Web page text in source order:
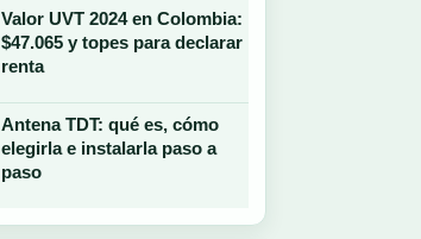
Valor UVT 2024 en Colombia:
$47.065 y topes para declarar
renta
Antena TDT: qué es, cómo
elegirla e instalarla paso a
paso